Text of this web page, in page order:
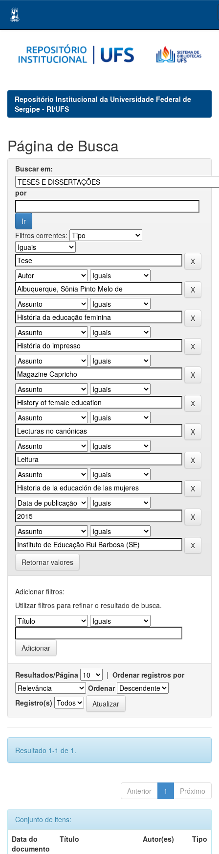
navigation
Repositório Institucional da Universidade Federal de
Sergipe - RI/UFS
Página de Busca
Buscar em:
por
Filtros correntes:
Retornar valores
Adicionar filtros:
Utilizar filtros para refinar o resultado de busca.
Resultados/Página | Ordenar registros por
Ordenar
Registro(s)
Resultado 1-1 de 1.
Anterior 1 Próximo
Conjunto de itens:
Data do
documento
Título Autor(es) Tipo